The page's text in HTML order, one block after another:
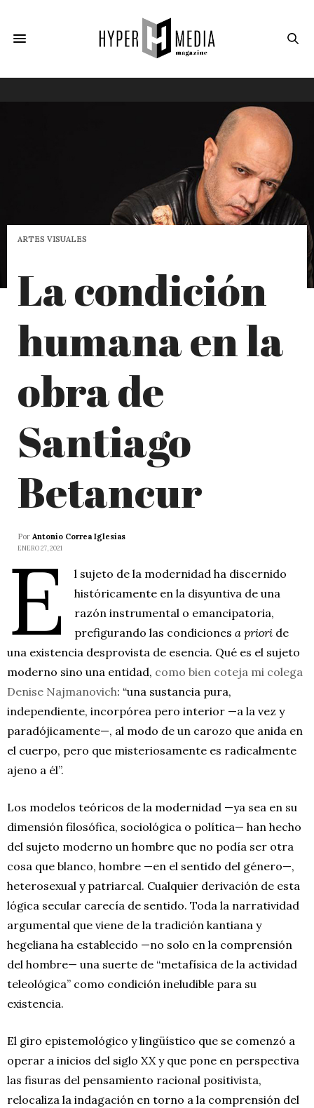
ARTES VISUALES
La condición
humana en la
obra de
Santiago
Betancur
Por Antonio Correa Iglesias
ENERO 27, 2021
E
l sujeto de la modernidad ha discernido
históricamente en la disyuntiva de una
razón instrumental o emancipatoria,
prefigurando las condicionesa priori de
una existencia desprovista de esencia. Qué es el sujeto
moderno sino una entidad, como bien coteja mi colega
Denise Najmanovich: “una sustancia pura,
independiente, incorpórea pero interior —a la vez y
paradójicamente—, al modo de un carozo que anida en
el cuerpo, pero que misteriosamente es radicalmente
ajeno a él”.
Los modelos teóricos de la modernidad —ya sea en su
dimensión filosófica, sociológica o política— han hecho
del sujeto moderno un hombre que no podía ser otra
cosa que blanco, hombre —en el sentido del género—,
heterosexual y patriarcal. Cualquier derivación de esta
lógica secular carecía de sentido. Toda la narratividad
argumental que viene de la tradición kantiana y
hegeliana ha establecido —no solo en la comprensión
del hombre— una suerte de “metafísica de la actividad
teleológica” como condición ineludible para su
existencia.
El giro epistemológico y lingüístico que se comenzó a
operar a inicios del siglo XX y que pone en perspectiva
las fisuras del pensamiento racional positivista,
relocaliza la indagación en torno a la comprensión del